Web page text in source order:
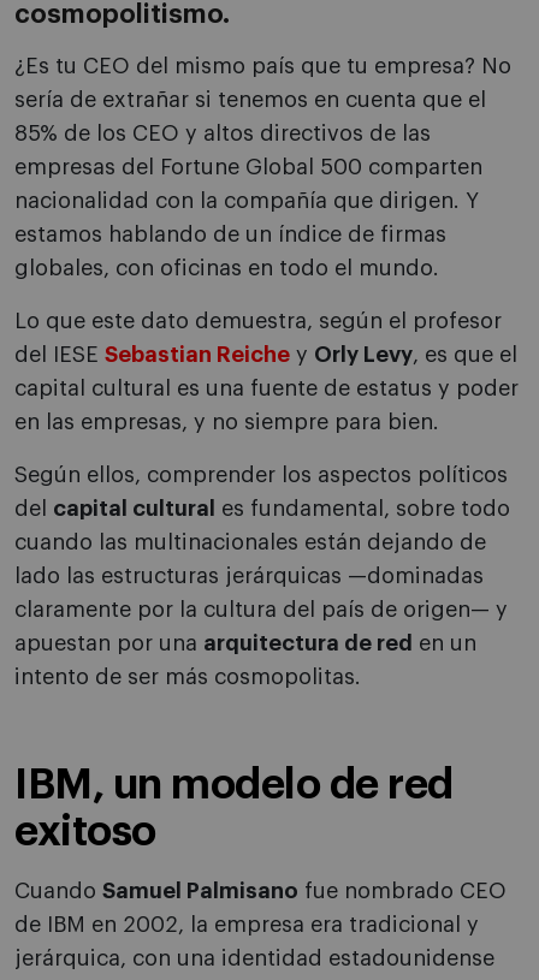
cosmopolitismo.
¿Es tu CEO del mismo país que tu empresa? No
sería de extrañar si tenemos en cuenta que el
85% de los CEO y altos directivos de las
empresas del Fortune Global 500 comparten
nacionalidad con la compañía que dirigen. Y
estamos hablando de un índice de firmas
globales, con oficinas en todo el mundo.
Lo que este dato demuestra, según el profesor
del IESE Sebastian Reiche y Orly Levy, es que el
capital cultural es una fuente de estatus y poder
en las empresas, y no siempre para bien.
Según ellos, comprender los aspectos políticos
del capital cultural
es fundamental, sobre todo
cuando las multinacionales están dejando de
lado las estructuras jerárquicas —dominadas
claramente por la cultura del país de origen— y
apuestan por una arquitectura de red en un
intento de ser más cosmopolitas.
IBM, un modelo de red
exitoso
Cuando Samuel Palmisano fue nombrado CEO
de IBM en 2002, la empresa era tradicional y
jerárquica, con una identidad estadounidense